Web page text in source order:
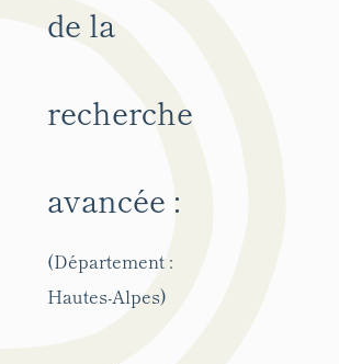
de la
recherche
avancée :
(Département :
Hautes-Alpes)